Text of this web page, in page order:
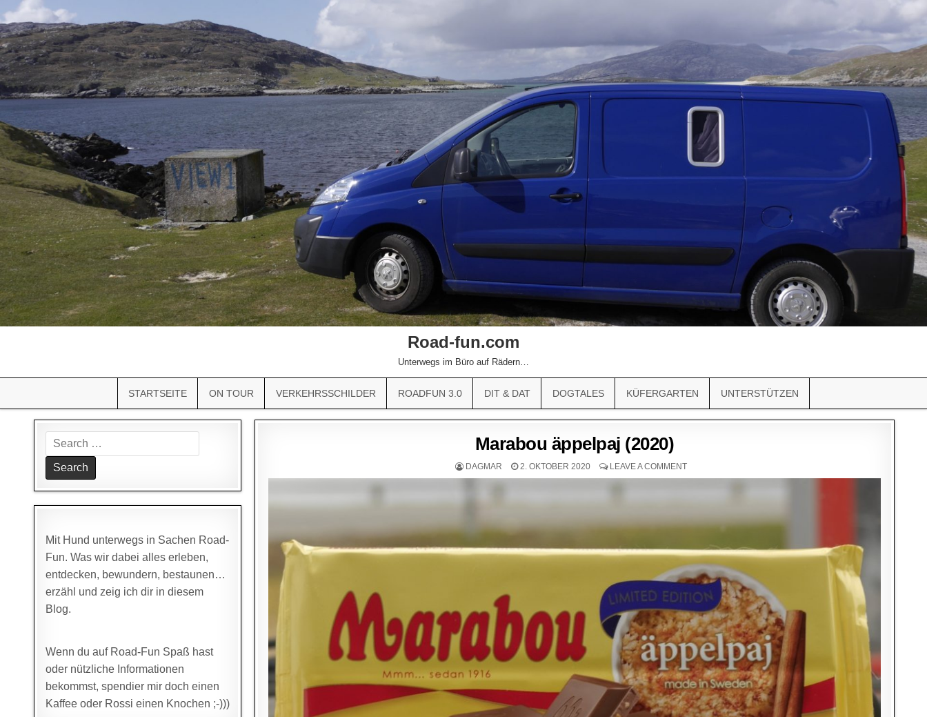
Road-fun.com
Unterwegs im Büro auf Rädern…
STARTSEITE ON TOUR VERKEHRSSCHILDER ROADFUN 3.0 DIT & DAT DOGTALES KÜFERGARTEN UNTERSTÜTZEN
Marabou äppelpaj (2020)
DAGMAR 2. OKTOBER 2020 LEAVE A COMMENT
Search
for:
Mit Hund unterwegs in Sachen Road-
Fun. Was wir dabei alles erleben,
entdecken, bewundern, bestaunen…
erzähl und zeig ich dir in diesem
Blog.
Wenn du auf Road-Fun Spaß hast
oder nützliche Informationen
bekommst, spendier mir doch einen
Kaffee oder Rossi einen Knochen ;-)))